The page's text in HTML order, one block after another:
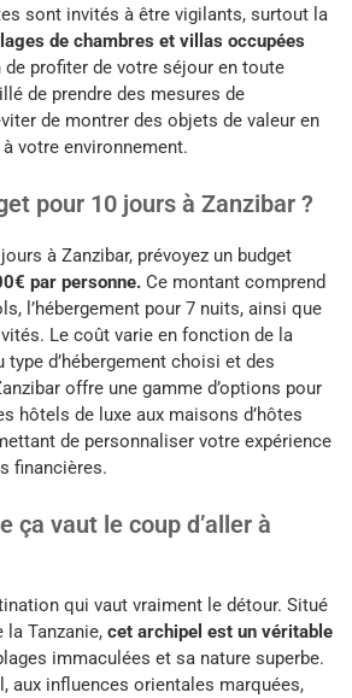
sont invités à être vigilants, surtout la
de chambres et villas occupées
profiter de votre séjour en toute
de prendre des mesures de
de montrer des objets de valeur en
votre environnement.
pour 10 jours à Zanzibar ?
à Zanzibar, prévoyez un budget
par personne. Ce montant comprend
l’hébergement pour 7 nuits, ainsi que
Le coût varie en fonction de la
type d’hébergement choisi et des
offre une gamme d’options pour
hôtels de luxe aux maisons d’hôtes
de personnaliser votre expérience
financières.
ça vaut le coup d’aller à
qui vaut vraiment le détour. Situé
la Tanzanie, cet archipel est un véritable
immaculées et sa nature superbe.
aux influences orientales marquées,